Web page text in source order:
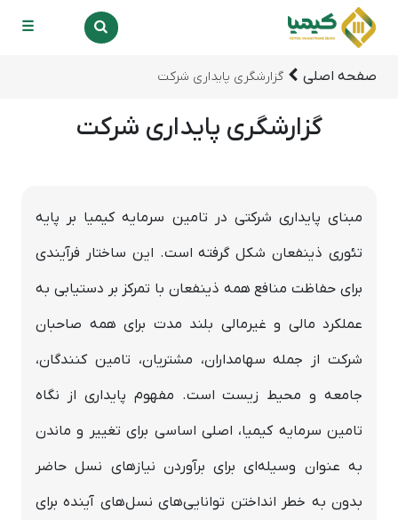
☰
صفحه اصلی گزارشگری پایداری شرکت
گزارشگری پایداری شرکت
مبنای پایداری شرکتی در تامین سرمایه کیمیا بر پایه
تئوری ذینفعان شکل گرفته است. این ساختار فرآیندی
برای حفاظت منافع همه ذینفعان با تمرکز بر دستیابی به
عملکرد مالی و غیرمالی بلند مدت برای همه صاحبان
شرکت از جمله سهامداران، مشتریان، تامین کنندگان،
جامعه و محیط زیست است. مفهوم پایداری از نگاه
تامین سرمایه کیمیا، اصلی اساسی برای تغییر و ماندن
به عنوان وسیله‌ای برای برآوردن نیازهای نسل حاضر
بدون به خطر انداختن توانایی‌های نسل‌های آینده برای